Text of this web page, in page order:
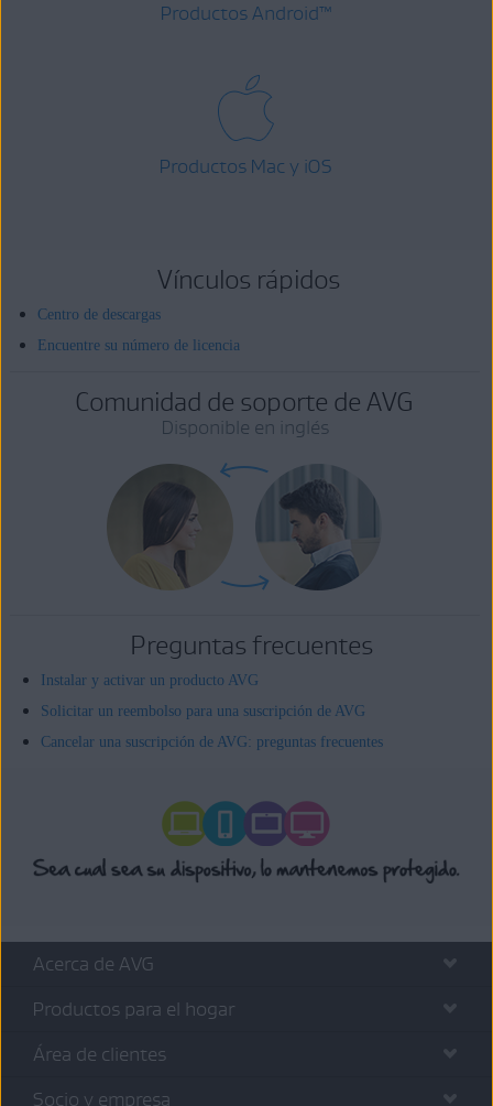
Productos Android™
Productos Mac y iOS
Vínculos rápidos
Centro de descargas
Encuentre su número de licencia
Comunidad de soporte de AVG
Disponible en inglés
Preguntas frecuentes
Instalar y activar un producto AVG
Solicitar un reembolso para una suscripción de AVG
Cancelar una suscripción de AVG: preguntas frecuentes
Acerca de AVG
Productos para el hogar
Área de clientes
Socio y empresa